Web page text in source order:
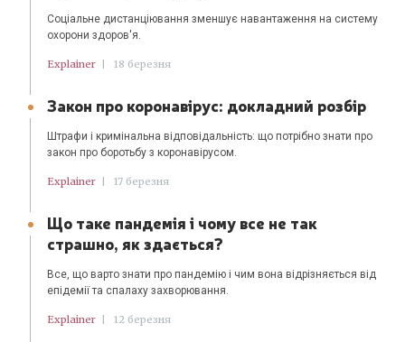
Соціальне дистанціювання зменшує навантаження на систему
охорони здоров'я.
Explainer 18 березня
Закон про коронавірус: докладний розбір
Штрафи і кримінальна відповідальність: що потрібно знати про
закон про боротьбу з коронавірусом.
Explainer 17 березня
Що таке пандемія і чому все не так
страшно, як здається?
Все, що варто знати про пандемію і чим вона відрізняється від
епідемії та спалаху захворювання.
Explainer 12 березня